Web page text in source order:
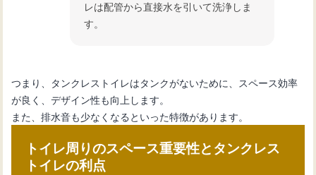
レは配管から直接水を引いて洗浄しま
す。
つまり、タンクレストイレはタンクがないために、スペース効率
が良く、デザイン性も向上します。
また、排水音も少なくなるといった特徴があります。
トイレ周りのスペース重要性とタンクレス
トイレの利点